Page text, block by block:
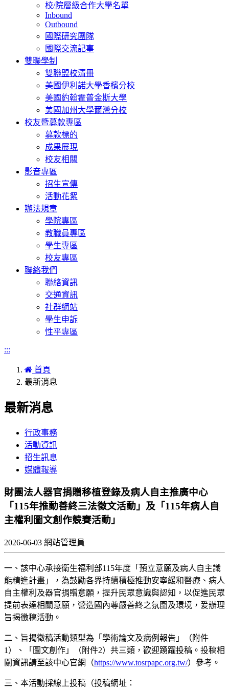
校/院層級合作大學名單
Inbound
Outbound
國際研究團隊
國際交流記事
雙聯學制
雙聯盟校清冊
美國伊利諾大學香檳分校
美國約翰霍普金斯大學
美國加州大學爾灣分校
校友暨募款專區
募款標的
成果展現
校友相關
影音專區
招生宣傳
活動花絮
辦法規章
學院專區
教職員專區
學生專區
校友專區
聯絡我們
聯絡資訊
交通資訊
社群網站
學生申訴
性平專區
:::
首頁
最新消息
最新消息
行政事務
活動資訊
招生訊息
媒體報導
財團法人器官捐贈移植登錄及病人自主推廣中心
「115年推動善終三法徵文活動」及「115年病人自
主權利圖文創作競賽活動」
2026-06-03 網站管理員
一、該中心承接衛生福利部115年度「預立意願及病人自主識
能精進計畫」，為鼓勵各界持續積極推動安寧緩和醫療、病人
自主權利及器官捐贈意願，提升民眾意識與認知，以促進民眾
提前表達相關意願，營造國內尊嚴善終之氛圍及環境，爰辦理
旨揭徵稿活動。
二、旨揭徵稿活動類型為「學術論文及病例報告」（附件
1）、「圖文創作」（附件2）共三類，歡迎踴躍投稿。投稿相
關資訊請至該中心官網（https://www.tosrpapc.org.tw/）參考。
三、本活動採線上投稿（投稿網址：